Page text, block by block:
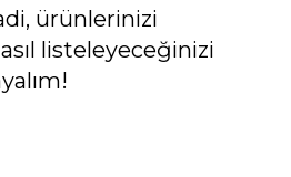
ürünlerinizi
listeleyeceğinizi